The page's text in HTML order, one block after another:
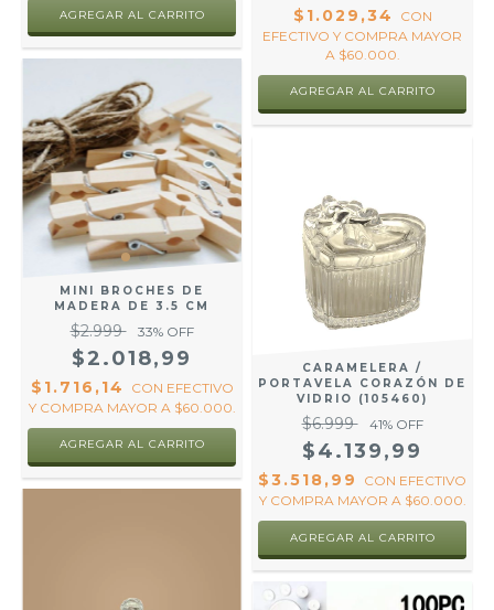
$1.029,34
CON
EFECTIVO Y COMPRA MAYOR
A $60.000.
AGREGAR AL CARRITO
MINI BROCHES DE
MADERA DE 3.5 CM
$2.999 33% OFF
$2.018,99
$1.716,14 CON EFECTIVO
Y COMPRA MAYOR A $60.000.
AGREGAR AL CARRITO
CARAMELERA /
PORTAVELA CORAZÓN DE
VIDRIO (105460)
$6.999 41% OFF
$4.139,99
$3.518,99 CON EFECTIVO
Y COMPRA MAYOR A $60.000.